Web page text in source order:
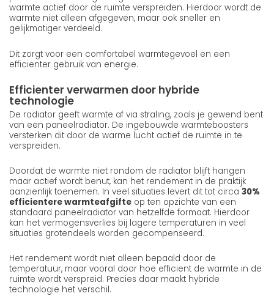
warmte actief door de ruimte verspreiden. Hierdoor wordt de
warmte niet alleen afgegeven, maar ook sneller en
gelijkmatiger verdeeld.
Dit zorgt voor een comfortabel warmtegevoel en een
efficienter gebruik van energie.
Efficienter verwarmen door hybride
technologie
De radiator geeft warmte af via straling, zoals je gewend bent
van een paneelradiator. De ingebouwde warmteboosters
versterken dit door de warme lucht actief de ruimte in te
verspreiden.
Doordat de warmte niet rondom de radiator blijft hangen
maar actief wordt benut, kan het rendement in de praktijk
aanzienlijk toenemen. In veel situaties levert dit tot circa 30%
efficientere warmteafgifte op ten opzichte van een
standaard paneelradiator van hetzelfde formaat. Hierdoor
kan het vermogensverlies bij lagere temperaturen in veel
situaties grotendeels worden gecompenseerd.
Het rendement wordt niet alleen bepaald door de
temperatuur, maar vooral door hoe efficient de warmte in de
ruimte wordt verspreid. Precies daar maakt hybride
technologie het verschil.